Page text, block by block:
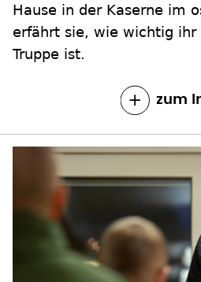
Hause in der Kaserne im
erfährt sie, wie wichtig ihr
Truppe ist.
zum